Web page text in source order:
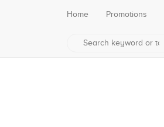
Home Promotions